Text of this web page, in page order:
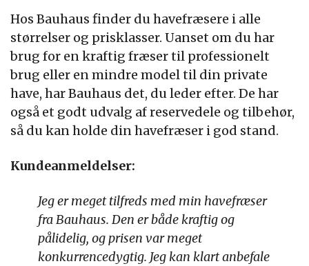
Hos Bauhaus finder du havefræsere i alle
størrelser og prisklasser. Uanset om du har
brug for en kraftig fræser til professionelt
brug eller en mindre model til din private
have, har Bauhaus det, du leder efter. De har
også et godt udvalg af reservedele og tilbehør,
så du kan holde din havefræser i god stand.
Kundeanmeldelser:
Jeg er meget tilfreds med min havefræser
fra Bauhaus. Den er både kraftig og
pålidelig, og prisen var meget
konkurrencedygtig. Jeg kan klart anbefale